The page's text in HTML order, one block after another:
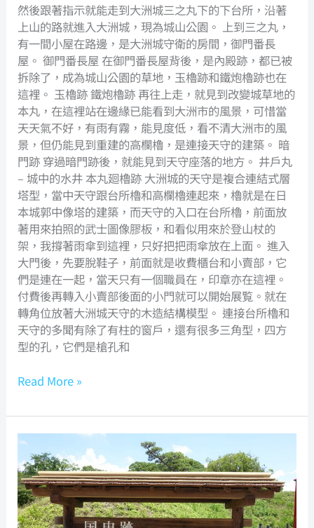
然後跟著指示就能走到大洲城三之丸下的下台所，沿著
上山的路就進入大洲城，現為城山公園。 上到三之丸，
有一間小屋在路邊，是大洲城守衛的房間，御門番長
屋。 御門番長屋 在御門番長屋背後，是內殿跡，都已被
拆除了，成為城山公園的草地，玉櫓跡和鐵炮櫓跡也在
這裡。 玉櫓跡 鐵炮櫓跡 再往上走，就見到改變城草地的
本丸，在這裡站在邊緣已能看到大洲市的風景，可惜當
天天氣不好，有雨有霧，能見度低，看不清大洲市的風
景，但仍能見到重建的高欄櫓，是連接天守的建築。 暗
門跡 穿過暗門跡後，就能見到天守座落的地方。 井戶丸
– 城中的水井 本丸廻櫓跡 大洲城的天守是複合連結式層
塔型，當中天守跟台所櫓和高欄櫓連起來，櫓就是在日
本城郭中像塔的建築，而天守的入口在台所櫓，前面放
著用來拍照的武士圖像膠板，和看似用來於登山杖的
架，我撐著雨傘到這裡，只好把把雨傘放在上面。 進入
大門後，先要脫鞋子，前面就是收費櫃台和小賣部，它
們是連在一起，當天只有一個職員在，印章亦在這裡。
付費後再轉入小賣部後面的小門就可以開始展覧。就在
轉角位放著大洲城天守的木造結構模型。 連接台所櫓和
天守的多聞有除了有柱的窗戶，還有很多三角型，四方
型的孔，它們是槍孔和
Read More »
Yuzuki
Castle
湯
築
城